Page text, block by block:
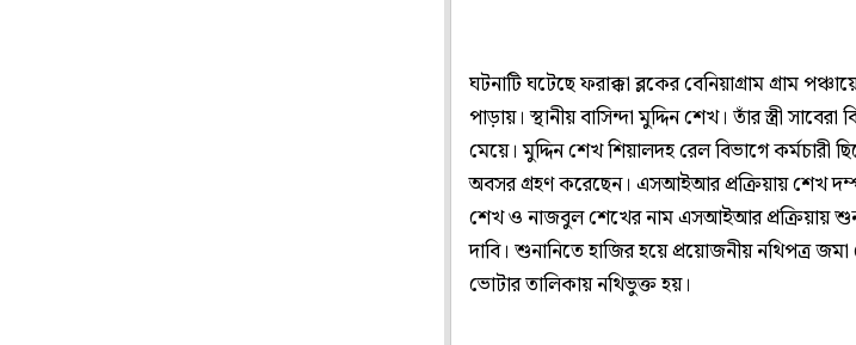
ঘটনাটি ঘটেছে ফরাক্কা ব্লকের বেনিয়াগ্রাম গ্রাম
পাড়ায়। স্থানীয় বাসিন্দা মুদ্দিন শেখ। তাঁর স্ত্রী
মেয়ে। মুদ্দিন শেখ শিয়ালদহ রেল বিভাগে
অবসর গ্রহণ করেছেন। এসআইআর প্রক্রিয়ায় শেখ
শেখ ও নাজবুল শেখের নাম এসআইআর প্রক্রিয়ায়
দাবি। শুনানিতে হাজির হয়ে প্রয়োজনীয় নথিপত্র জমা
ভোটার তালিকায় নথিভুক্ত হয়।